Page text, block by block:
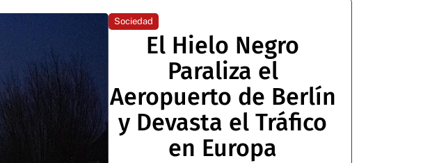
Sociedad
El Hielo Negro
Paraliza el
Aeropuerto de Berlín
y Devasta el Tráfico
en Europa